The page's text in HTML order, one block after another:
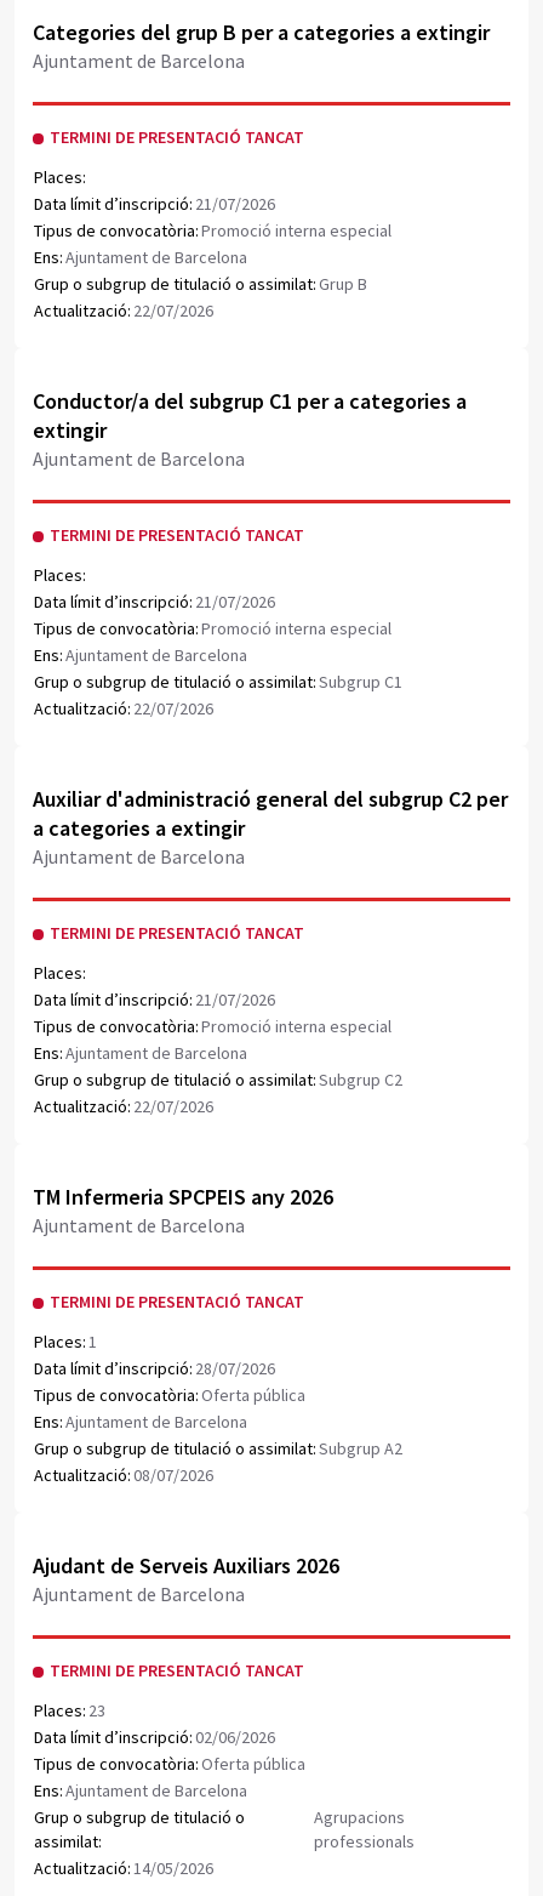
Obrir document PDF
Categories del grup B per a categories a extingir
Ajuntament de Barcelona
TERMINI DE PRESENTACIÓ TANCAT
Places:
Data límit d’inscripció: 21/07/2026
Tipus de convocatòria:Promoció interna especial
Ens:Ajuntament de Barcelona
Grup o subgrup de titulació o assimilat:Grup B
Actualització: 22/07/2026
Obrir document PDF
Conductor/a del subgrup C1 per a categories a
extingir
Ajuntament de Barcelona
TERMINI DE PRESENTACIÓ TANCAT
Places:
Data límit d’inscripció: 21/07/2026
Tipus de convocatòria:Promoció interna especial
Ens:Ajuntament de Barcelona
Grup o subgrup de titulació o assimilat:Subgrup C1
Actualització: 22/07/2026
Obrir document PDF
Auxiliar d'administració general del subgrup C2 per
a categories a extingir
Ajuntament de Barcelona
TERMINI DE PRESENTACIÓ TANCAT
Places:
Data límit d’inscripció: 21/07/2026
Tipus de convocatòria:Promoció interna especial
Ens:Ajuntament de Barcelona
Grup o subgrup de titulació o assimilat:Subgrup C2
Actualització: 22/07/2026
Obrir document PDF
TM Infermeria SPCPEIS any 2026
Ajuntament de Barcelona
TERMINI DE PRESENTACIÓ TANCAT
Places:1
Data límit d’inscripció: 28/07/2026
Tipus de convocatòria:Oferta pública
Ens:Ajuntament de Barcelona
Grup o subgrup de titulació o assimilat:Subgrup A2
Actualització:08/07/2026
Obrir document PDF
Ajudant de Serveis Auxiliars 2026
Ajuntament de Barcelona
TERMINI DE PRESENTACIÓ TANCAT
Places: 23
Data límit d’inscripció:02/06/2026
Tipus de convocatòria:Oferta pública
Ens:Ajuntament de Barcelona
Grup o subgrup de titulació o
assimilat:
Agrupacions
professionals
Actualització:14/05/2026